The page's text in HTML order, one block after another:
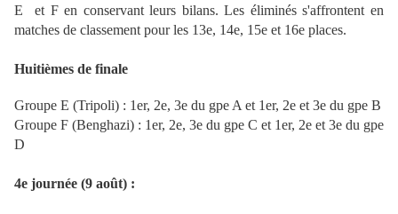
E et F en conservant leurs bilans. Les éliminés s'affrontent en
matches de classement pour les 13e, 14e, 15e et 16e places.
Huitièmes de finale
Groupe E (Tripoli) : 1er, 2e, 3e du gpe A et 1er, 2e et 3e du gpe B
Groupe F (Benghazi) : 1er, 2e, 3e du gpe C et 1er, 2e et 3e du gpe
D
4e journée (9 août) :